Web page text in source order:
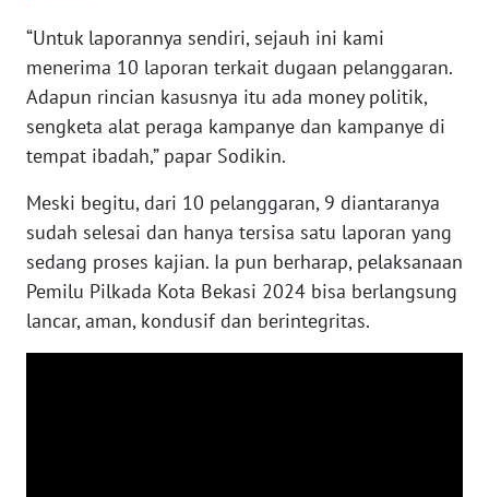
“Untuk laporannya sendiri, sejauh ini kami
menerima 10 laporan terkait dugaan pelanggaran.
Adapun rincian kasusnya itu ada money politik,
sengketa alat peraga kampanye dan kampanye di
tempat ibadah,” papar Sodikin.
Meski begitu, dari 10 pelanggaran, 9 diantaranya
sudah selesai dan hanya tersisa satu laporan yang
sedang proses kajian. Ia pun berharap, pelaksanaan
Pemilu Pilkada Kota Bekasi 2024 bisa berlangsung
lancar, aman, kondusif dan berintegritas.
WN
BABEL
WN
SUMBAR
WN
SUMSEL
BENGKULU